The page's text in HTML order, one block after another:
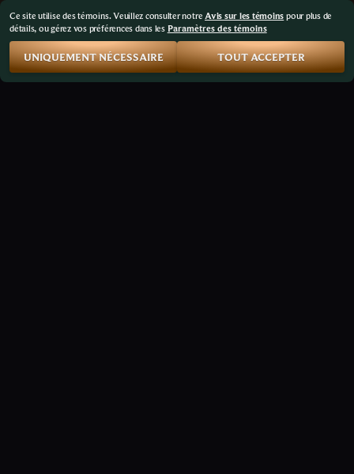
Ce site utilise des témoins. Veuillez consulter notreAvis sur les témoins pour plus de
détails, ou gérez vos préférences dans les Paramètres des témoins
UNIQUEMENT NÉCESSAIRE TOUT ACCEPTER